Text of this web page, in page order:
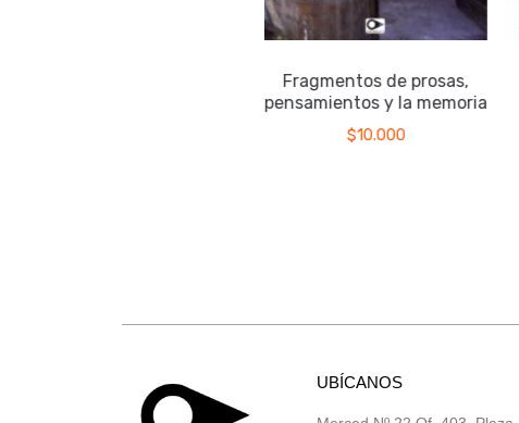
Fragmentos de prosas,
pensamientos y la memoria
$10.000
UBÍCANOS